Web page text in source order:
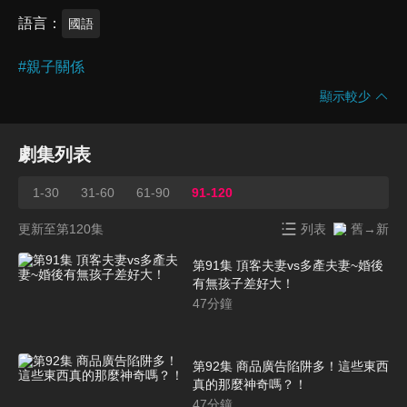
語言 國語
#親子關係
顯示較少
劇集列表
1-30 31-60 61-90 91-120
更新至第120集 列表 舊→新
第91集 頂客夫妻vs多產夫妻~婚後
有無孩子差好大！
47分鐘
第92集 商品廣告陷阱多！這些東西
真的那麼神奇嗎？！
47分鐘